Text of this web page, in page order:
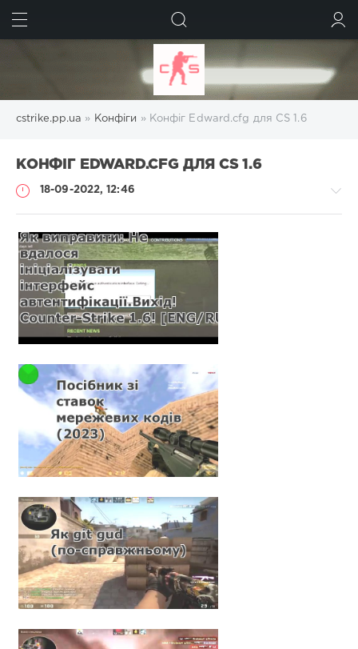
cstrike.pp.ua » Конфіги » Конфіг Edward.cfg для CS 1.6
КОНФІГ EDWARD.CFG ДЛЯ CS 1.6
18-09-2022, 12:46
Конфіги
Administrator
905